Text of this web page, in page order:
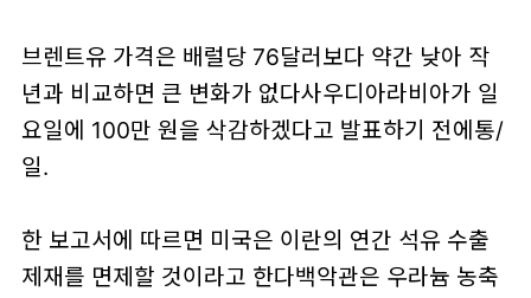
브렌트유 가격은 배럴당 76달러보다 약간 낮아 작
년과 비교하면 큰 변화가 없다사우디아라비아가 일
요일에 100만 원을 삭감하겠다고 발표하기 전에통/
일.
한 보고서에 따르면 미국은 이란의 연간 석유 수출
제재를 면제할 것이라고 한다백악관은 우라늄 농축